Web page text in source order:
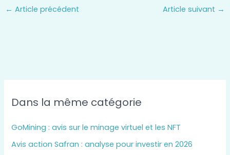
← Article précédent Article suivant →
Dans la même catégorie
GoMining : avis sur le minage virtuel et les NFT
Avis action Safran : analyse pour investir en 2026